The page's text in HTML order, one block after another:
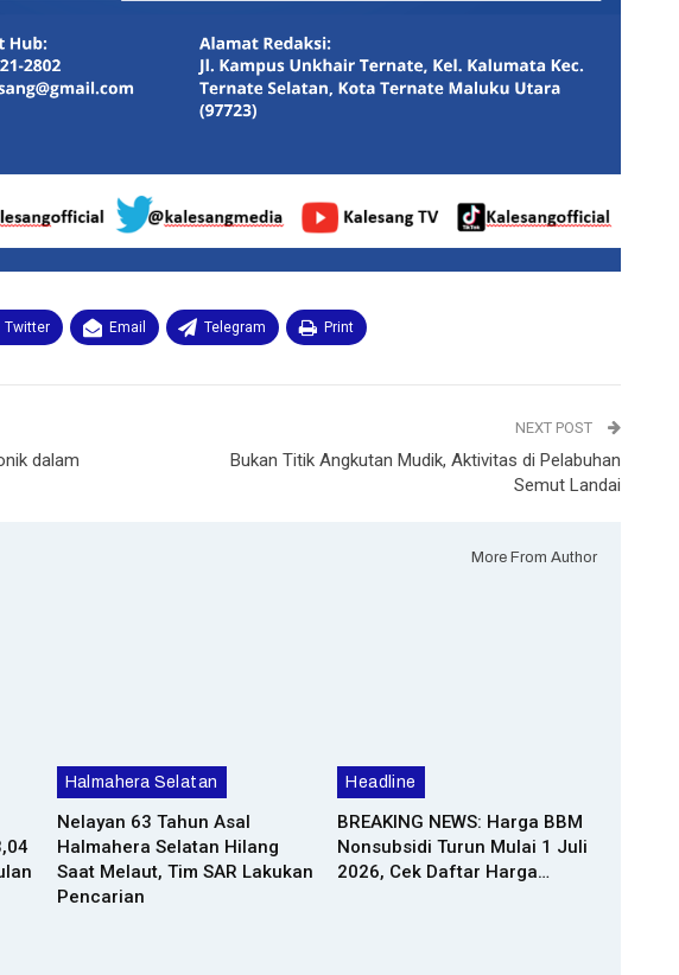
Twitter Email Telegram Print
dalam
NEXT POST
Bukan Titik Angkutan Mudik, Aktivitas di Pelabuhan
Semut Landai
More From Author
Halmahera Selatan
Nelayan 63 Tahun Asal
Halmahera Selatan Hilang
Saat Melaut, Tim SAR Lakukan
Pencarian
Headline
BREAKING NEWS: Harga BBM
Nonsubsidi Turun Mulai 1 Juli
2026, Cek Daftar Harga…